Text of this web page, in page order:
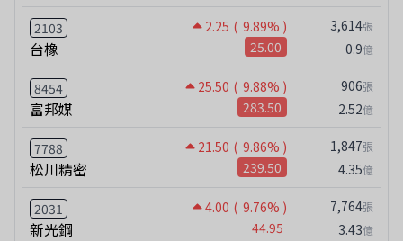
2103 2.25 ( 9.89% )
台橡 25.00
3,614張
0.9億
8454 25.50 ( 9.88% )
富邦媒 283.50
906張
2.52億
7788 21.50 ( 9.86% )
松川精密 239.50
1,847張
4.35億
2031 4.00 ( 9.76% )
新光鋼 44.95
7,764張
3.43億